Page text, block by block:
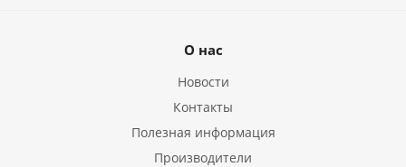
О нас
Новости
Контакты
Полезная информация
Производители